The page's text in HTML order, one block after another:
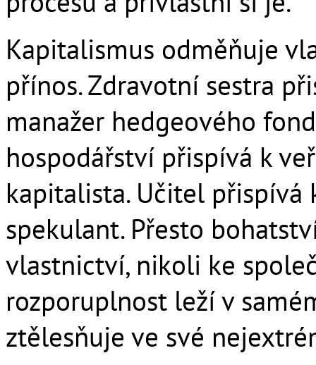
Kapitalismus odměňuje
přínos. Zdravotní sestra
manažer hedgeového
hospodářství přispívá k
kapitalista. Učitel
spekulant. Přesto
vlastnictví, nikoli ke
rozporuplnost leží v
ztělesňuje ve své